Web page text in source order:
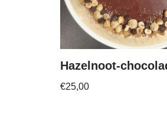
Hazelnoot-
€25,00